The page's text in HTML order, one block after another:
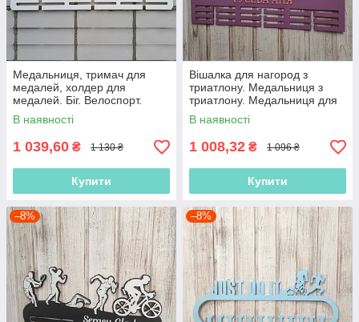
Медальниця, тримач для
медалей, холдер для
медалей. Біг. Велоспорт.
Плавання
В наявності
1 039,60 ₴ 1 130 ₴
Купити
Вішалка для нагород з
триатлону. Медальниця з
триатлону. Медальниця для
спортсмена. Вішалка для
нагород
В наявності
1 008,32 ₴ 1 096 ₴
Купити
–8% –8%